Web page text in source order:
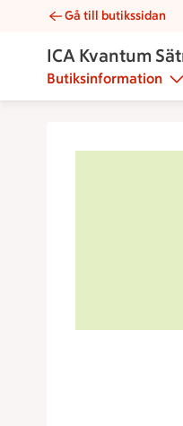
Internt | Catering ICA
Gå till butikssidan
ICA Kvantum
Butiksinformation